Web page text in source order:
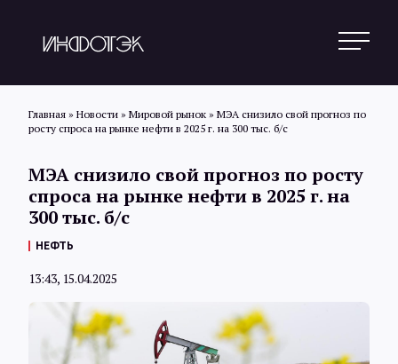
Обзоры
Главная » Новости » Мировой рынок » МЭА снизило свой прогноз по
росту спроса на рынке нефти в 2025 г. на 300 тыс. б/с
МЭА снизило свой прогноз по росту
спроса на рынке нефти в 2025 г. на
300 тыс. б/с
НЕФТЬ
13:43, 15.04.2025